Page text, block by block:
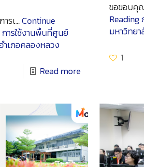
รเ…Continue
ารใช้งานพื้นที่ศูนย์
ำเภอคลองหลวง
Read more
ขอขอบคุ
Reading
มหาวิทย
1